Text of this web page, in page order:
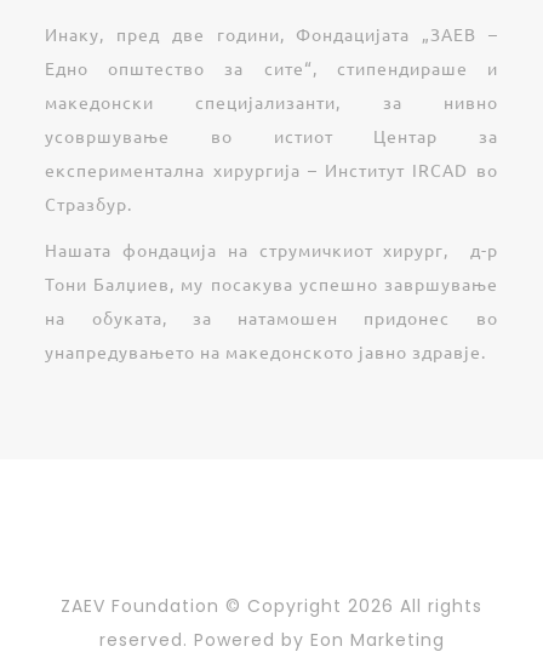
Инаку, пред две години, Фондацијата „ЗАЕВ –
Едно општество за сите“, стипендираше и
македонски специјализанти, за нивно
усовршување во истиот Центар за
експериментална хирургија – Институт IRCAD во
Стразбур.
Нашата фондација на струмичкиот хирург, д-р
Тони Балџиев, му посакува успешно завршување
на обуката, за натамошен придонес во
унапредувањето на македонското јавно здравје.
ZAEV Foundation © Copyright 2026 All rights
reserved. Powered by Eon Marketing